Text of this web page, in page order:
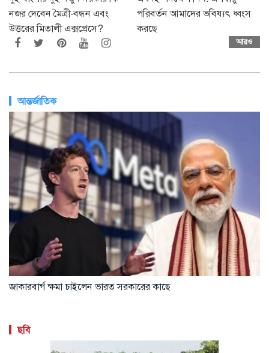
নজর দেবেন মৈত্রী-বন্ধন এবং
উত্তরের মিতালী এক্সপ্রেসে?
পরিবর্তন আমাদের ভবিষ্যৎ ধ্বংস
করছে
আরও
আন্তর্জাতিক
রাশিয়ার ভয়াবহ হামলায় ইউক্রেনে নিহত ১৭
ছবি